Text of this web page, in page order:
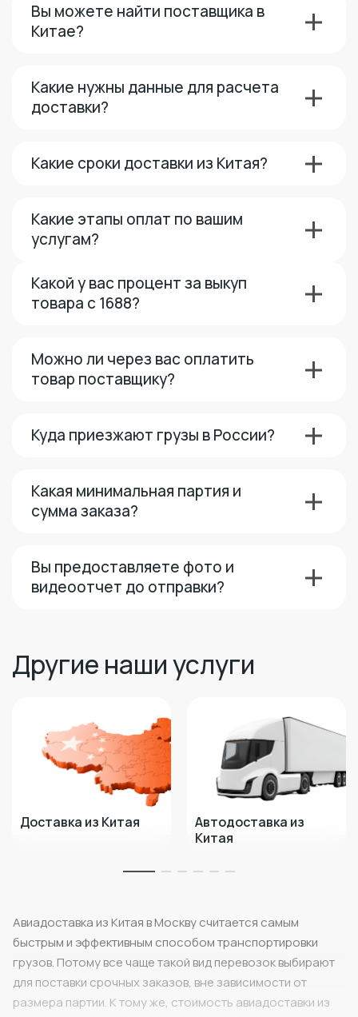
Вы можете найти поставщика в
Китае?
Какие нужны данные для расчета
доставки?
Какие сроки доставки из Китая?
Какие этапы оплат по вашим
услугам?
Какой у вас процент за выкуп
товара с 1688?
Можно ли через вас оплатить
товар поставщику?
Куда приезжают грузы в России?
Какая минимальная партия и
сумма заказа?
Вы предоставляете фото и
видеоотчет до отправки?
Другие наши услуги
Доставка из Китая
Автодоставка из
Китая
Авиадоставка из Китая в Москву считается самым
быстрым и эффективным способом транспортировки
грузов. Потому все чаще такой вид перевозок выбирают
для поставки срочных заказов, вне зависимости от
размера партии. К тому же, стоимость авиадоставки из